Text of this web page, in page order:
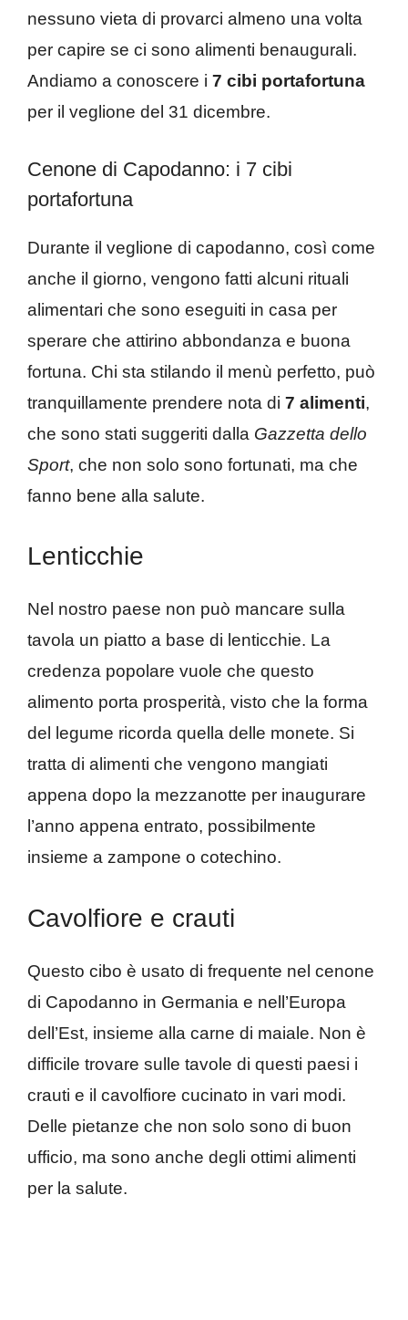
nessuno vieta di provarci almeno una volta
per capire se ci sono alimenti benaugurali.
Andiamo a conoscere i 7 cibi portafortuna
per il veglione del 31 dicembre.
Cenone di Capodanno: i 7 cibi
portafortuna
Durante il veglione di capodanno, così come
anche il giorno, vengono fatti alcuni rituali
alimentari che sono eseguiti in casa per
sperare che attirino abbondanza e buona
fortuna. Chi sta stilando il menù perfetto, può
tranquillamente prendere nota di 7 alimenti,
che sono stati suggeriti dalla Gazzetta dello
Sport, che non solo sono fortunati, ma che
fanno bene alla salute.
Lenticchie
Nel nostro paese non può mancare sulla
tavola un piatto a base di lenticchie. La
credenza popolare vuole che questo
alimento porta prosperità, visto che la forma
del legume ricorda quella delle monete. Si
tratta di alimenti che vengono mangiati
appena dopo la mezzanotte per inaugurare
l’anno appena entrato, possibilmente
insieme a zampone o cotechino.
Cavolfiore e crauti
Questo cibo è usato di frequente nel cenone
di Capodanno in Germania e nell’Europa
dell’Est, insieme alla carne di maiale. Non è
difficile trovare sulle tavole di questi paesi i
crauti e il cavolfiore cucinato in vari modi.
Delle pietanze che non solo sono di buon
ufficio, ma sono anche degli ottimi alimenti
per la salute.